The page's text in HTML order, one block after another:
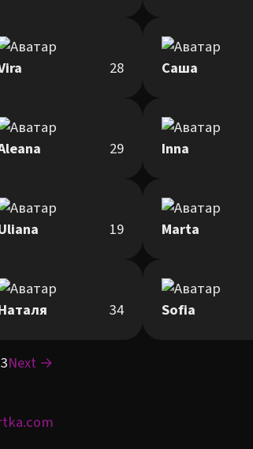
28 Саша
29 Inna
19 Marta
34 Sofia
Next →